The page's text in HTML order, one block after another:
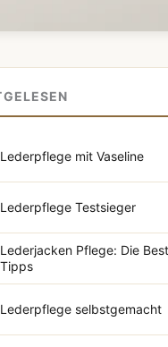
Lederpflege mit Vaseline
Lederpflege Testsieger
Lederjacken Pflege: Die
Tipps
Lederpflege selbstgemacht